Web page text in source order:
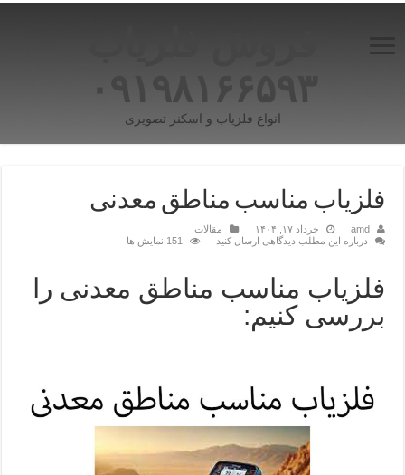
۰۹۱۹۸۱۶۶۵۹۳
انواع فلزیاب و اسکنر تصویری
فلزیاب مناسب مناطق معدنی
amd خرداد ۱۷, ۱۴۰۴
مقالات
درباره این مطلب دیدگاهی ارسال کنید
151 نمایش ها
فلزیاب مناسب مناطق معدنی را
بررسی کنیم: